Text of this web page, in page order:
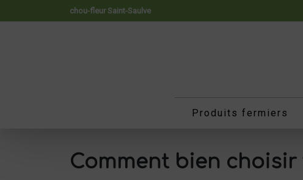
chou-fleur Saint-Saulve
Produits fermiers
Comment bien choisir
Panneau de gestion des cookies